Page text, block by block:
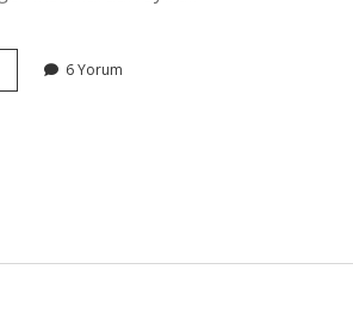
Bebekler
6 Yorum